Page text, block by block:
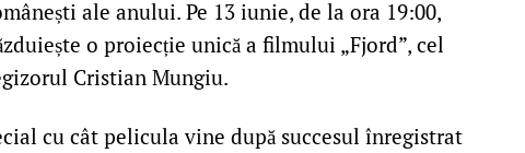
ale anului. Pe 13 iunie, de la ora 19:00,
o proiecție unică a filmului „Fjord”, cel
Cristian Mungiu.
cu cât pelicula vine după succesul înregistrat